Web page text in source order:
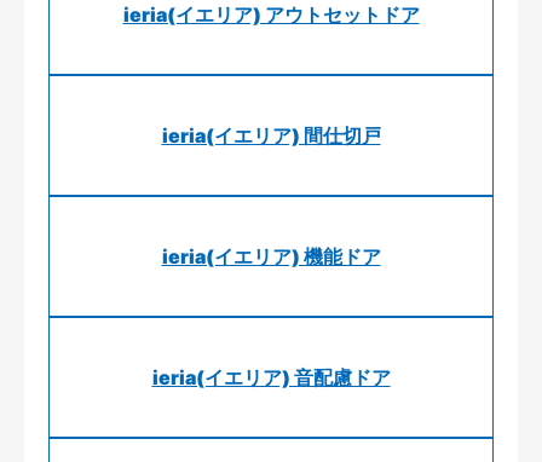
ieria(イエリア) アウトセットドア
ieria(イエリア) 間仕切戸
ieria(イエリア) 機能ドア
ieria(イエリア) 音配慮ドア